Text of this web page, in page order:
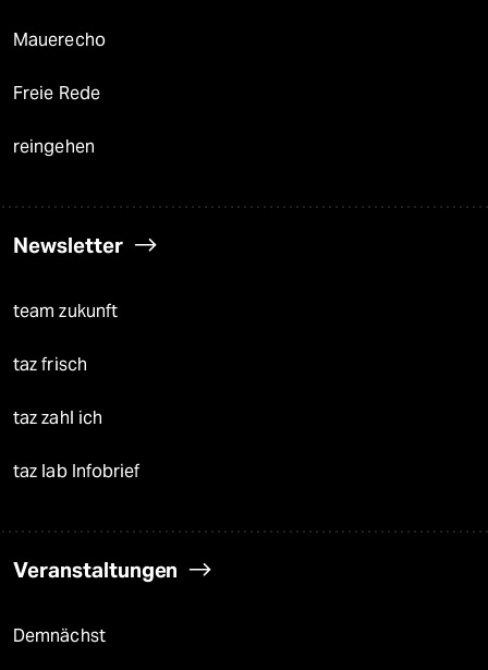
Mauerecho
Freie Rede
reingehen
Newsletter
team zukunft
taz frisch
taz zahl ich
taz lab Infobrief
Veranstaltungen
Demnächst